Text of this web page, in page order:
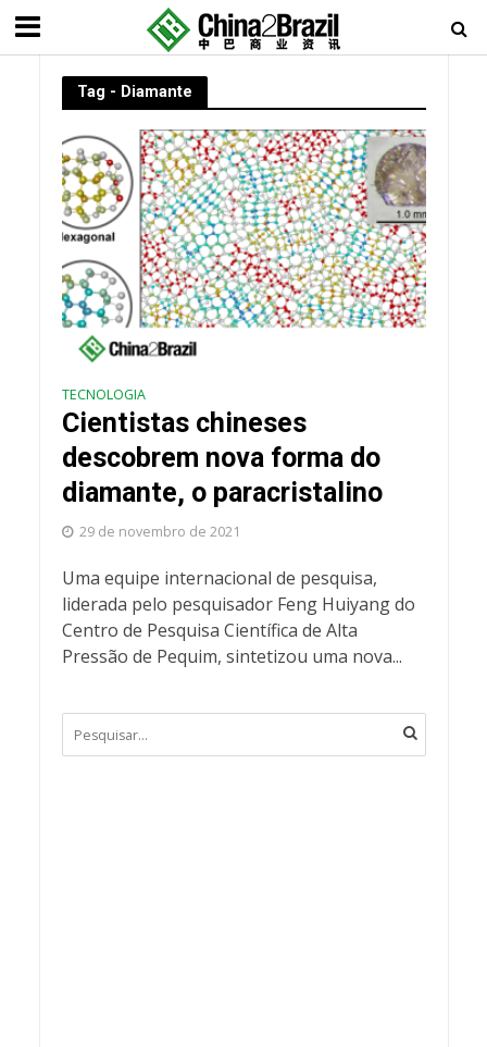
Tag - Diamante
TECNOLOGIA
Cientistas chineses
descobrem nova forma do
diamante, o paracristalino
29 de novembro de 2021
Uma equipe internacional de pesquisa,
liderada pelo pesquisador Feng Huiyang do
Centro de Pesquisa Científica de Alta
Pressão de Pequim, sintetizou uma nova...